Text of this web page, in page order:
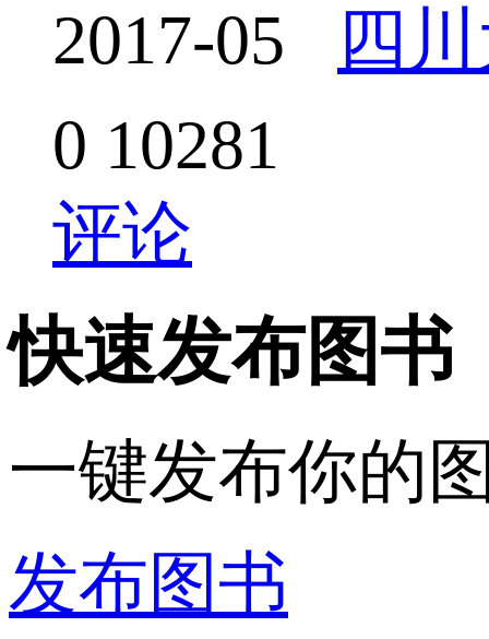
2017-05
四
0 10281
评论
快速发布图书
一键发布你的
发布图书